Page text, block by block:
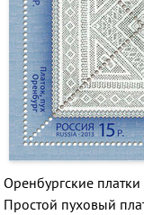
Оренбургские
Простой пуховый